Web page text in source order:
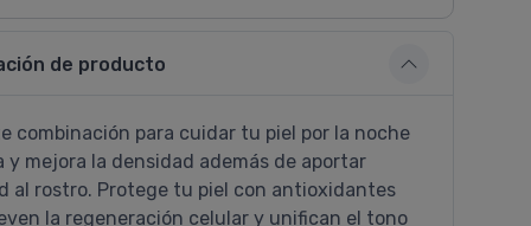
de producto
combinación para cuidar tu piel por la noche
y mejora la densidad además de aportar
al rostro. Protege tu piel con antioxidantes
la regeneración celular y unifican el tono